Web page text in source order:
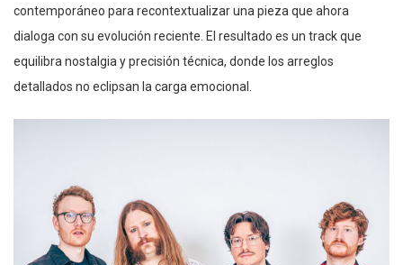
contemporáneo para recontextualizar una pieza que ahora
dialoga con su evolución reciente. El resultado es un track que
equilibra nostalgia y precisión técnica, donde los arreglos
detallados no eclipsan la carga emocional.